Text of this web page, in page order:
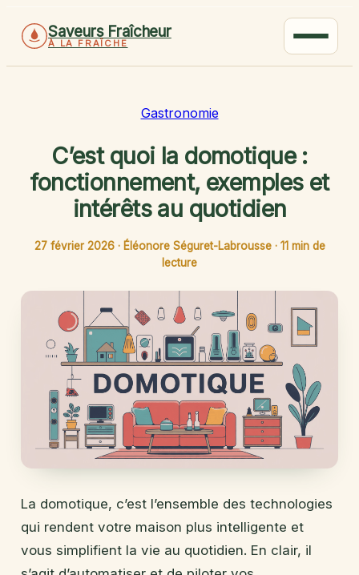
Saveurs Fraîcheur
À LA FRAÎCHE
Gastronomie
C’est quoi la domotique :
fonctionnement, exemples et
intérêts au quotidien
27 février 2026 · Éléonore Séguret-Labrousse · 11 min de
lecture
La domotique, c’est l’ensemble des technologies
qui rendent votre maison plus intelligente et
vous simplifient la vie au quotidien. En clair, il